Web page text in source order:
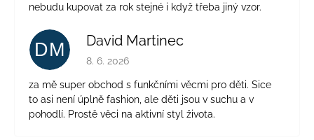
nebudu kupovat za rok stejné i když třeba jiný vzor.
DM David Martinec
Hodnocení obchodu je 5 z 5 hvězdiček.
8. 6. 2026
za mě super obchod s funkčními věcmi pro děti. Sice
to asi není úplně fashion, ale děti jsou v suchu a v
pohodlí. Prostě věci na aktivní styl života.